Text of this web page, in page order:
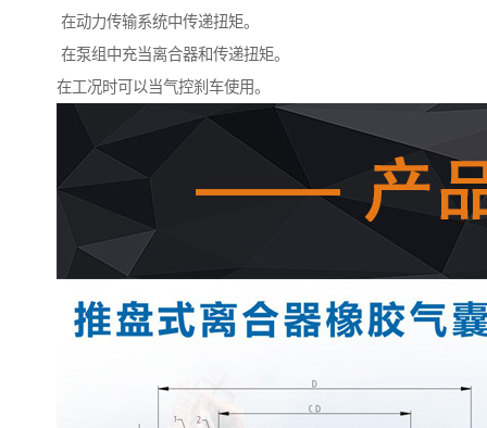
在动力传输系统中传递扭矩。
在泵组中充当离合器和传递扭矩。
在工况时可以当气控刹车使用。